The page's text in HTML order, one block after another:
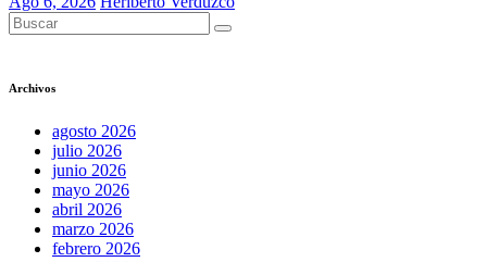
Archivos
agosto 2026
julio 2026
junio 2026
mayo 2026
abril 2026
marzo 2026
febrero 2026